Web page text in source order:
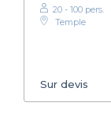
20 - 100 pers.
Temple
Sur devis